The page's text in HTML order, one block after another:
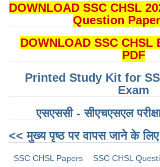
DOWNLOAD SSC CHSL
Question
DOWNLOAD SSC CHSL
PDF
Printed Study Kit for
Exam
एसएससी - सीएचएसएल
<< मुख्य पृष्ठ पर वापस जाने के
SSC CHSL Papers
SSC CHSL